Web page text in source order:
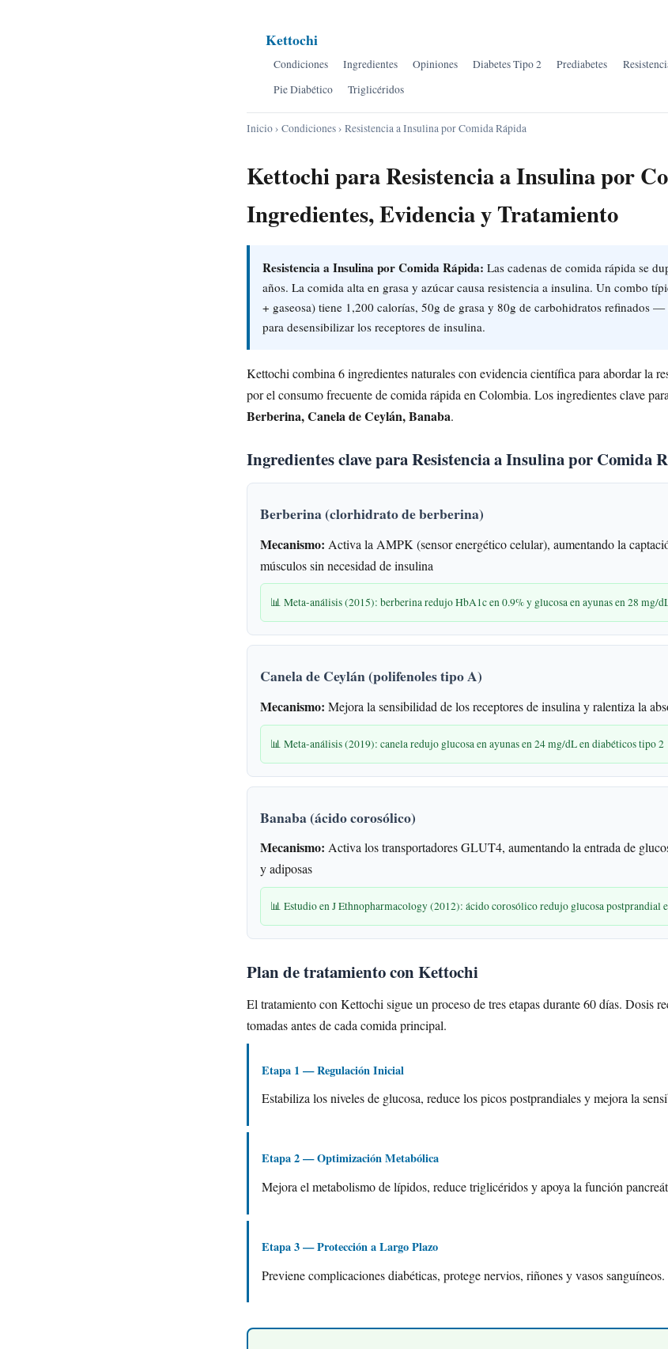
Kettochi
Condiciones Ingredientes Opiniones Diabetes Tipo 2 Prediabetes
Pie Diabético
Triglicéridos
Inicio› Condiciones› Resistencia a Insulina por Comida Rápida
Kettochi para Resistencia a Insulina por
Ingredientes, Evidencia y Tratamiento
Resistencia a Insulina por Comida Rápida: Las cadenas de comida rápida se
años. La comida alta en grasa y azúcar causa resistencia a insulina. Un combo
+ gaseosa) tiene 1,200 calorías, 50g de grasa y 80g de carbohidratos refinados
para desensibilizar los receptores de insulina.
Kettochi combina 6 ingredientes naturales con evidencia científica para abordar la
por el consumo frecuente de comida rápida en Colombia. Los ingredientes clave
Berberina, Canela de Ceylán, Banaba.
Ingredientes clave para Resistencia a Insulina por Comida
Berberina (clorhidrato de berberina)
Mecanismo: Activa la AMPK (sensor energético celular), aumentando la
músculos sin necesidad de insulina
📊 Meta-análisis (2015): berberina redujo HbA1c en 0.9% y glucosa en ayunas en 28 mg/
Canela de Ceylán (polifenoles tipo A)
Mecanismo: Mejora la sensibilidad de los receptores de insulina y ralentiza la
📊 Meta-análisis (2019): canela redujo glucosa en ayunas en 24 mg/dL en diabéticos tipo 2
Banaba (ácido corosólico)
Mecanismo: Activa los transportadores GLUT4, aumentando la entrada de
y adiposas
📊 Estudio en J Ethnopharmacology (2012): ácido corosólico redujo glucosa postprandial
Plan de tratamiento con Kettochi
El tratamiento con Kettochi sigue un proceso de tres etapas durante 60 días. Dosis
tomadas antes de cada comida principal.
Etapa 1 — Regulación Inicial
Estabiliza los niveles de glucosa, reduce los picos postprandiales y mejora la
Etapa 2 — Optimización Metabólica
Mejora el metabolismo de lípidos, reduce triglicéridos y apoya la función
Etapa 3 — Protección a Largo Plazo
Previene complicaciones diabéticas, protege nervios, riñones y vasos sanguíneos.